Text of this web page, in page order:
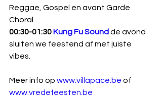
Reggae, Gospel en avant Garde
Choral
00:30-01:30 Kung Fu Sound de avond
sluiten we feestend af met juiste
vibes.
Meer info op www.villapace.be of
www.vredefeesten.be